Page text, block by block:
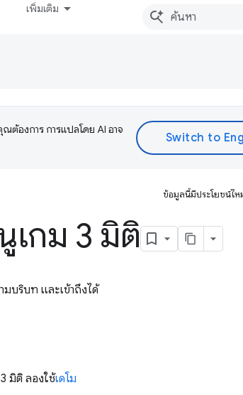
เพิ่มเติม
ต้องการ การแปลโดย AI อาจ
ข้อมูลนี้มีประโยชน์ไห
เกม 3 มิติ
บริบท และเข้าถึงได้
มิติ ลองใช้เดโม